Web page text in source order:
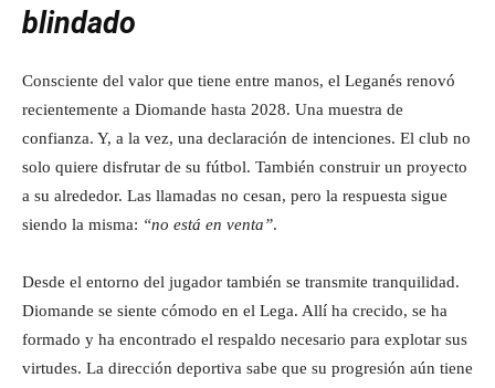
blindado
Consciente del valor que tiene entre manos, el Leganés renovó
recientemente a Diomande hasta 2028. Una muestra de
confianza. Y, a la vez, una declaración de intenciones. El club no
solo quiere disfrutar de su fútbol. También construir un proyecto
a su alrededor. Las llamadas no cesan, pero la respuesta sigue
siendo la misma: “no está en venta”.
Desde el entorno del jugador también se transmite tranquilidad.
Diomande se siente cómodo en el Lega. Allí ha crecido, se ha
formado y ha encontrado el respaldo necesario para explotar sus
virtudes. La dirección deportiva sabe que su progresión aún tiene